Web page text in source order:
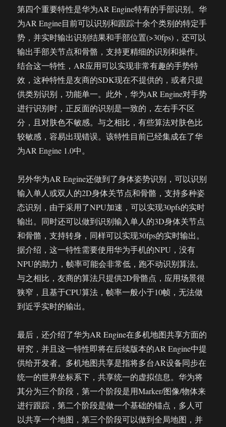
第四个重要特性是华为AR Engine特有的手部识别。华
为AR Engine目前可以识别和跟踪十余个类别的特定手
势，并实时输出识别结果和手部位置(>30fps)，还可以
输出手部关节点和骨骼，支持更精细的识别和操作。
结合这一特性，AR应用可以实现非常有趣的手势特
效，这种特性是友商的SDK现在不提供的，或者只提
供类别识别，功能单一。此外，华为AR Engine对手势
进行识别时，正反面的识别是一致的，左右手不区
分，且对肤色不敏感。与之相比，有些算法对肤色比
较敏感，容易出现错误。该特性目前已经集成在了华
为AR Engine 1.0中。
另外华为AR Engine还做到了身体姿势识别，可以识别
输入单人或双人的2D身体关节点和骨骼，支持多种姿
态识别，由于采用了NPU加速，可以实现30pfs的实时
输出。同时还可以做到识别输入单人的3D身体关节点
和骨骼，支持转身，同样可以实现30fps的实时输出。
据介绍，这一特性需要使用华为手机的NPU，没有
NPU的助力，帧率可能会非常低，跑不动识别算法。
与之相比，友商的算法只提供2D骨骼点，应用场景很
狭窄，且基于CPU算法，帧率一般小于10帧，无法做
到近乎实时的输出。
最后，还介绍了华为AR Engine在多机地图共享方面的
研究，并且这一特性即将在后续版本的AR Engine中提
供给开发者。多机地图共享是指将多台AR设备同步在
统一的世界坐标系下，共享统一的虚拟信息。华为将
其分为三个阶段，第一个阶段是用Marker/图像/物体来
进行跟踪，第二个阶段是做一个基础的锚点，多人可
以共享一个地图，第三个阶段可以做到全局地图，并